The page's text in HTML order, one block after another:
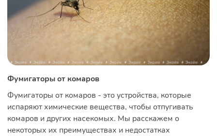
Фумигаторы от комаров
Фумигаторы от комаров - это устройства, которые
испаряют химические вещества, чтобы отпугивать
комаров и других насекомых. Мы расскажем о
некоторых их преимуществах и недостатках